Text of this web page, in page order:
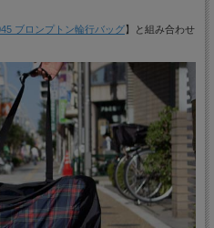
ブロンプトン輪行バッグ】と組み合わせ